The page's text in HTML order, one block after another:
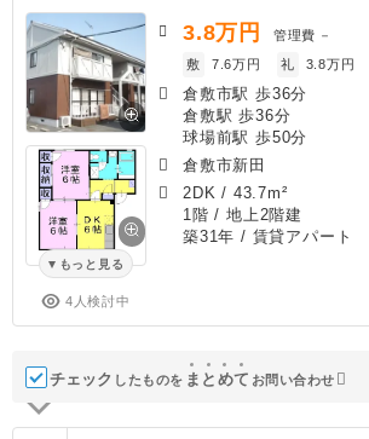
もっと見る
4人検討中
3.8万円 管理費 －
敷
7.6万円 礼 3.8万円
倉敷市駅 歩36分
倉敷駅 歩36分
球場前駅 歩50分
倉敷市新田
2DK / 43.7m²
1階 / 地上2階建
築31年 / 賃貸アパート
チェック したものを ま と めて お問い合わせ